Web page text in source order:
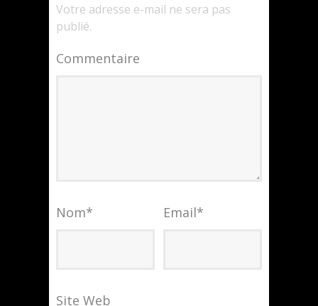
Votre adresse e-mail ne sera pas
publié.
Commentaire
Nom* Email*
Site Web